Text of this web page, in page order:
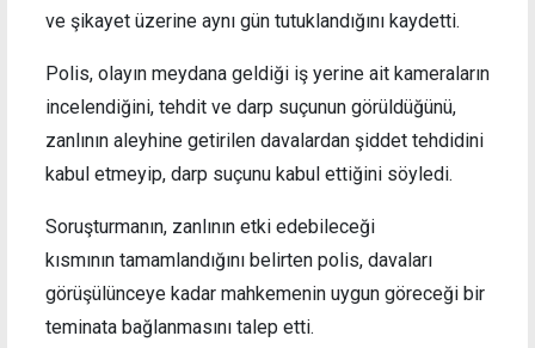
ve şikayet üzerine aynı gün tutuklandığını kaydetti.
Polis, olayın meydana geldiği iş yerine ait kameraların
incelendiğini, tehdit ve darp suçunun görüldüğünü,
zanlının aleyhine getirilen davalardan şiddet tehdidini
kabul etmeyip, darp suçunu kabul ettiğini söyledi.
Soruşturmanın, zanlının etki edebileceği
kısmının tamamlandığını belirten polis, davaları
görüşülünceye kadar mahkemenin uygun göreceği bir
teminata bağlanmasını talep etti.